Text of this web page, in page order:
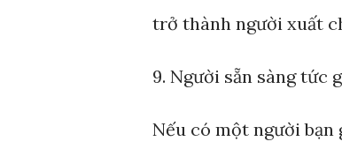
trở thành người xuất
9. Người sẵn sàng tức
Nếu có một người